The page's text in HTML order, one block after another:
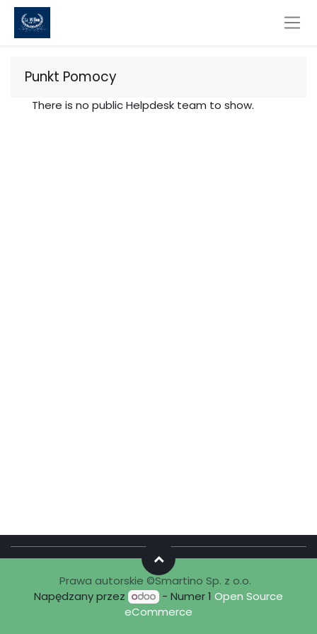
Punkt Pomocy
There is no public Helpdesk team to show.
Prawa autorskie ©Smartino Sp. z o.o.
Napędzany przez
- Numer 1 Open Source
eCommerce